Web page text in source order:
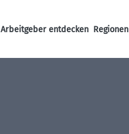
Haupt-Navigation
Arbeitgeber entdecken Regionen